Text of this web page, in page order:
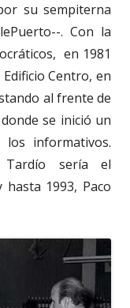
su sempiterna
. Con la
en 1981
Centro, en
al frente de
se inició un
los informativos.
sería el
1993, Paco